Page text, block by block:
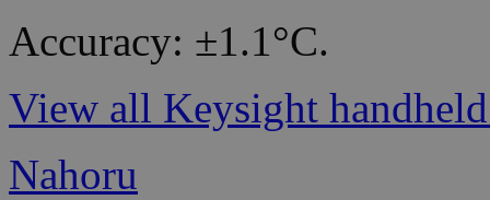
Accuracy: ±1.1°C.
View all Keysight
Nahoru